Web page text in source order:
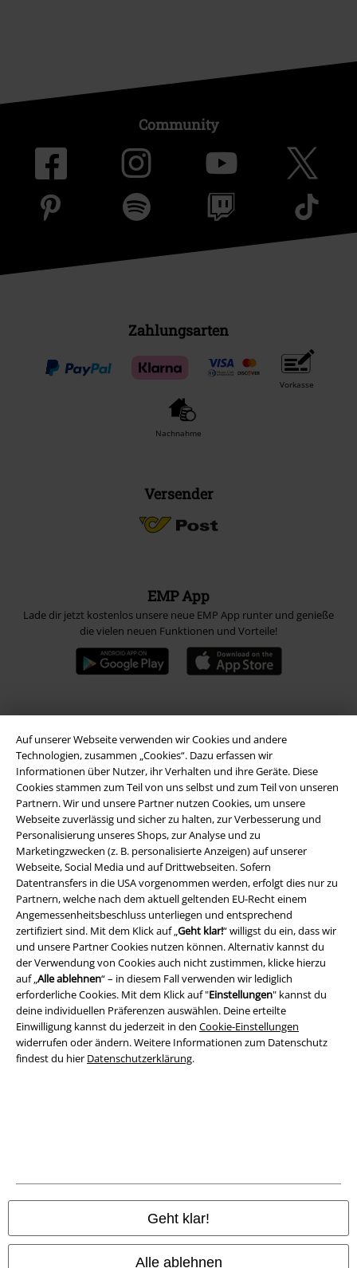
Auf unserer Webseite verwenden wir Cookies und andere
Technologien, zusammen „Cookies“. Dazu erfassen wir
Informationen über Nutzer, ihr Verhalten und ihre Geräte. Diese
Cookies stammen zum Teil von uns selbst und zum Teil von unseren
Partnern. Wir und unsere Partner nutzen Cookies, um unsere
Webseite zuverlässig und sicher zu halten, zur Verbesserung und
Personalisierung unseres Shops, zur Analyse und zu
Marketingzwecken (z. B. personalisierte Anzeigen) auf unserer
Webseite, Social Media und auf Drittwebseiten. Sofern
Datentransfers in die USA vorgenommen werden, erfolgt dies nur zu
Partnern, welche nach dem aktuell geltenden EU-Recht einem
Angemessenheitsbeschluss unterliegen und entsprechend
zertifiziert sind. Mit dem Klick auf „Geht klar!“ willigst du ein, dass wir
und unsere Partner Cookies nutzen können. Alternativ kannst du
der Verwendung von Cookies auch nicht zustimmen, klicke hierzu
auf „Alle ablehnen“ – in diesem Fall verwenden wir lediglich
erforderliche Cookies. Mit dem Klick auf "Einstellungen" kannst du
deine individuellen Präferenzen auswählen. Deine erteilte
Einwilligung kannst du jederzeit in den Cookie-Einstellungen
widerrufen oder ändern. Weitere Informationen zum Datenschutz
findest du hier Datenschutzerklärung.
Geht klar!
Alle ablehnen
Community
Zahlungsarten
Vorkasse
Nachnahme
Versender
EMP App
Lade dir jetzt kostenlos unsere neue EMP App runter und genieße
die vielen neuen Funktionen und Vorteile!
A Warner Music Group Company
Rechtliches
AGB
Impressum
Datenschutz
Cookie-Einstellungen
Vertrag widerrufen